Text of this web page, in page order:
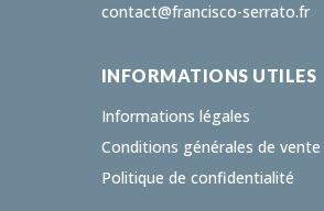
contact@francisco-serrato.fr
INFORMATIONS UTILES
Informations légales
Conditions générales de vente
Politique de confidentialité